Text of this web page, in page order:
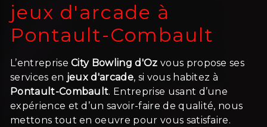
jeux d'arcade à
Pontault-Combault
L’entrepriseCity Bowling d'Oz vous propose ses
services en jeux d'arcade, si vous habitez à
Pontault-Combault. Entreprise usant d’une
expérience et d’un savoir-faire de qualité, nous
mettons tout en oeuvre pour vous satisfaire.